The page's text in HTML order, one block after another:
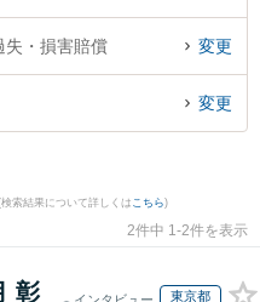
の弁護士に相談予約したい』など
失・損害賠償 変更
変更
索結果について詳しくは こちら)
2件中 1-2件を表示
彰 東京都